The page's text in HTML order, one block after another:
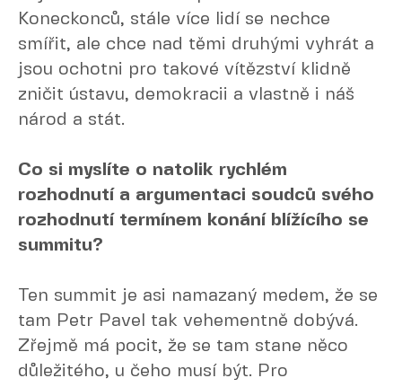
Koneckonců, stále více lidí se nechce
smířit, ale chce nad těmi druhými vyhrát a
jsou ochotni pro takové vítězství klidně
zničit ústavu, demokracii a vlastně i náš
národ a stát.
Co si myslíte o natolik rychlém
rozhodnutí a argumentaci soudců svého
rozhodnutí termínem konání blížícího se
summitu?
Ten summit je asi namazaný medem, že se
tam Petr Pavel tak vehementně dobývá.
Zřejmě má pocit, že se tam stane něco
důležitého, u čeho musí být. Pro